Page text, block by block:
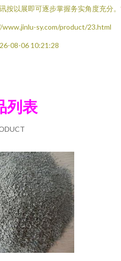
按以展即可逐步掌握务实角度充分。
sy.com/product/23.html
08-06 10:21:28
列表